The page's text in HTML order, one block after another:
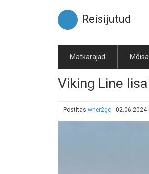
Reisijutud
Matkarajad
Viking Line
Postitas wher2go - 02.06.2024